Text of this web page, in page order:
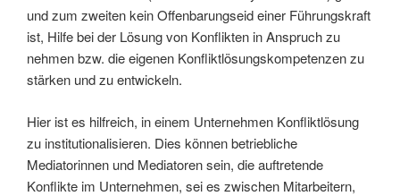
und zum zweiten kein Offenbarungseid einer Führungskraft
ist, Hilfe bei der Lösung von Konflikten in Anspruch zu
nehmen bzw. die eigenen Konfliktlösungskompetenzen zu
stärken und zu entwickeln.
Hier ist es hilfreich, in einem Unternehmen Konfliktlösung
zu institutionalisieren. Dies können betriebliche
Mediatorinnen und Mediatoren sein, die auftretende
Konflikte im Unternehmen, sei es zwischen Mitarbeitern,